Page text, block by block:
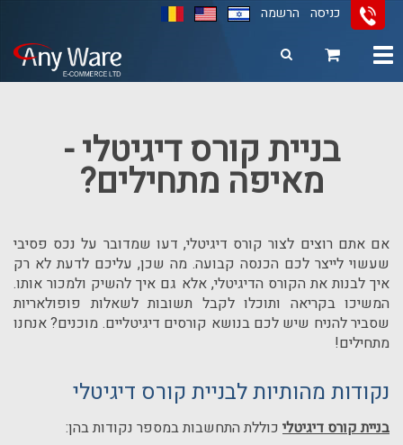
11
12
13
כניסה הרשמה
Toggle
בניית קורס דיגיטלי -
מאיפה מתחילים?
אם אתם רוצים לצור קורס דיגיטלי, דעו שמדובר על נכס פסיבי
שעשוי לייצר לכם הכנסה קבועה. מה שכן, עליכם לדעת לא רק
איך לבנות את הקורס הדיגיטלי, אלא גם איך להשיק ולמכור אותו.
המשיכו בקריאה ותוכלו לקבל תשובות לשאלות פופולאריות
שסביר להניח שיש לכם בנושא קורסים דיגיטליים. מוכנים? אנחנו
מתחילים!
נקודות מהותיות לבניית קורס דיגיטלי
בניית קורס דיגיטלי כוללת התחשבות במספר נקודות בהן: